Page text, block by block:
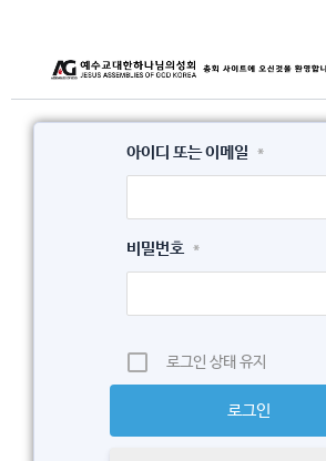
로
아이디 또는 이메일 *
비밀번호 *
로그인 상태 유지